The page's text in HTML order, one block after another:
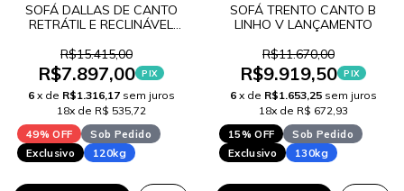
SOFÁ DALLAS DE CANTO
RETRÁTIL E RECLINÁVEL
R$15.415,00
R$7.897,00 PIX
6 x de R$1.316,17 sem juros
18x de R$ 535,72
49% OFF
Sob Pedido
Exclusivo
120kg
SOFÁ TRENTO CANTO B
LINHO V LANÇAMENTO
R$11.670,00
R$9.919,50 PIX
6 x de R$1.653,25 sem juros
18x de R$ 672,93
15% OFF
Sob Pedido
Exclusivo
130kg